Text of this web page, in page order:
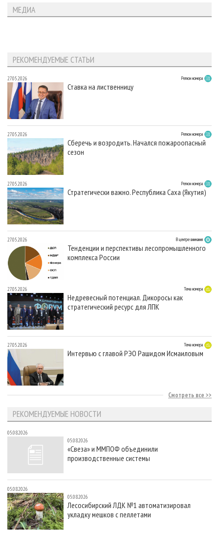
МЕДИА
РЕКОМЕНДУЕМЫЕ СТАТЬИ
27.05.2026 Регион номера
Ставка на лиственницу
27.05.2026 Регион номера
Сберечь и возродить. Начался пожароопасный
сезон
27.05.2026 Регион номера
Стратегически важно. Республика Саха (Якутия)
27.05.2026 В центре внимания
Тенденции и перспективы лесопромышленного
комплекса России
27.05.2026 Тема номера
Недревесный потенциал. Дикоросы как
стратегический ресурс для ЛПК
27.05.2026 Тема номера
Интервью с главой РЭО Рашидом Исмаиловым
Смотреть все
РЕКОМЕНДУЕМЫЕ НОВОСТИ
05.08.2026
05.08.2026
«Свеза» и ММПОФ объединили
производственные системы
05.08.2026
05.08.2026
Лесосибирский ЛДК №1 автоматизировал
укладку мешков с пеллетами